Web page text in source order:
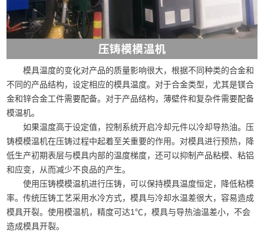
模具温度的变化对产品的质量影响很大，根据不同种类的合金和
不同的产品结构，设定相应的模具温度。对于合金类型，尤其是镁合
金和锌合金工件需要配备。对于产品结构，薄壁件和复杂件需要配备
模温机。
如果温度高于设定值，控制系统开启冷却元件以冷却导热油。压
铸模模温机在压铸过程中起着至关重要的作用。对模具进行预热，降
低生产初期表层与模具内部的温度梯度，还可以抑制产品粘模、粘铝
和应变，从而减少不良品的产生。
使用压铸模模温机进行压铸，可以保持模具温度恒定，降低粘模
率。传统压铸工艺采用水冷方式，模具与冷却水温差很大，容易造成
模具开裂。使用模温机，精度可达1℃，模具与导热油温差小，不会
造成模具开裂。